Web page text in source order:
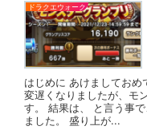
ドラクエウォーク
はじめに あけましてお
変遅くなりましたが、モ
す。 結果は、 と言う事
ました。 盛り上が...